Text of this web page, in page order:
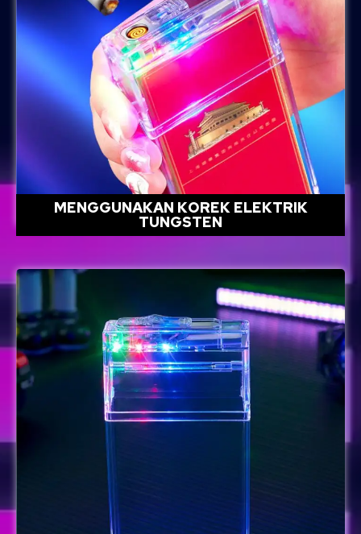
MENGGUNAKAN KOREK ELEKTRIK
TUNGSTEN